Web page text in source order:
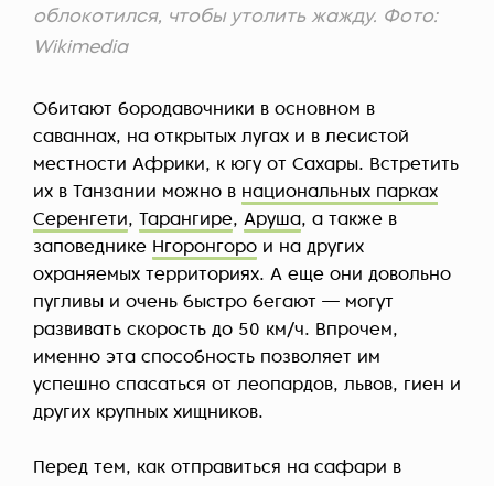
облокотился, чтобы утолить жажду. Фото:
Wikimedia
Обитают бородавочники в основном в
саваннах, на открытых лугах и в лесистой
местности Африки, к югу от Сахары. Встретить
их в Танзании можно в национальных парках
Серенгети, Тарангире, Аруша, а также в
заповеднике Нгоронгоро и на других
охраняемых территориях. А еще они довольно
пугливы и очень быстро бегают — могут
развивать скорость до 50 км/ч. Впрочем,
именно эта способность позволяет им
успешно спасаться от леопардов, львов, гиен и
других крупных хищников.
Перед тем, как отправиться на сафари в